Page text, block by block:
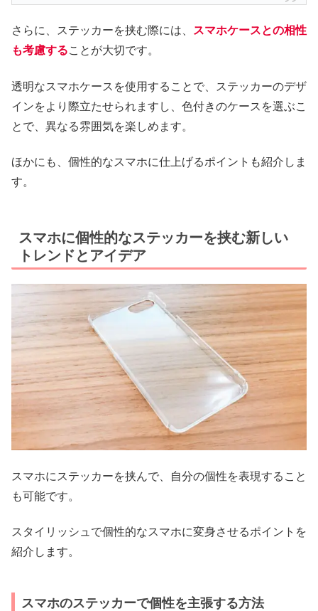
さらに、ステッカーを挟む際には、
スマホケースとの相性
も考慮することが大切です。
透明なスマホケースを使用することで、ステッカーのデザ
インをより際立たせられますし、色付きのケースを選ぶこ
とで、異なる雰囲気を楽しめます。
ほかにも、個性的なスマホに仕上げるポイントも紹介しま
す。
スマホに個性的なステッカーを挟む新しい
トレンドとアイデア
スマホにステッカーを挟んで、自分の個性を表現すること
も可能です。
スタイリッシュで個性的なスマホに変身させるポイントを
紹介します。
スマホのステッカーで個性を主張する方法